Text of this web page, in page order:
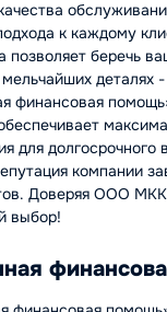
к каждому
позволяет беречь
деталях
финансовая
для долгосрочного
компании
Доверяя ООО
выбор!